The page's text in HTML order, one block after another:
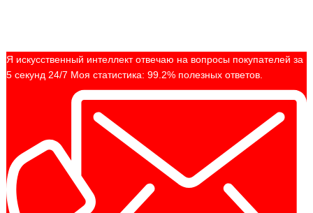
Я искусственный интеллект отвечаю на вопросы покупателей за
5 секунд 24/7 Моя статистика: 99.2% полезных ответов.